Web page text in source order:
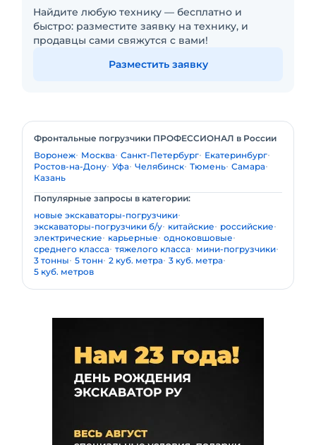
Найдите любую технику — бесплатно и
быстро: разместите заявку на технику, и
продавцы сами свяжутся с вами!
Разместить заявку
Фронтальные погрузчики ПРОФЕССИОНАЛ в России
Воронеж Москва Санкт-Петербург Екатеринбург
Ростов-на-Дону Уфа Челябинск Тюмень Самара
Казань
Популярные запросы в категории:
новые экскаваторы-погрузчики
экскаваторы-погрузчики б/у китайские
российские
электрические
карьерные одноковшовые
среднего класса тяжелого класса мини-погрузчики
3 тонны 5 тонн 2 куб. метра 3 куб. метра
5 куб. метров